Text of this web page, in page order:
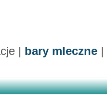
| bary mleczne |